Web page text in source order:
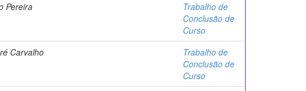
Pereira
Trabalho de
Conclusão de
Curso
Carvalho
Trabalho de
Conclusão de
Curso